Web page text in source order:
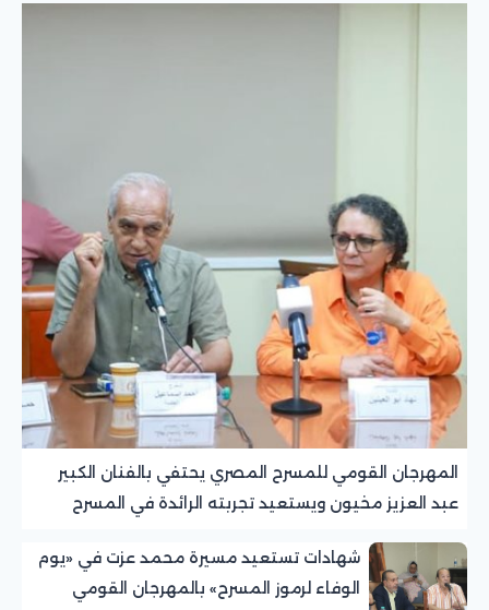
المهرجان القومي للمسرح المصري يحتفي بالفنان الكبير
عبد العزيز مخيون ويستعيد تجربته الرائدة في المسرح
شهادات تستعيد مسيرة محمد عزت في «يوم
الوفاء لرموز المسرح» بالمهرجان القومي